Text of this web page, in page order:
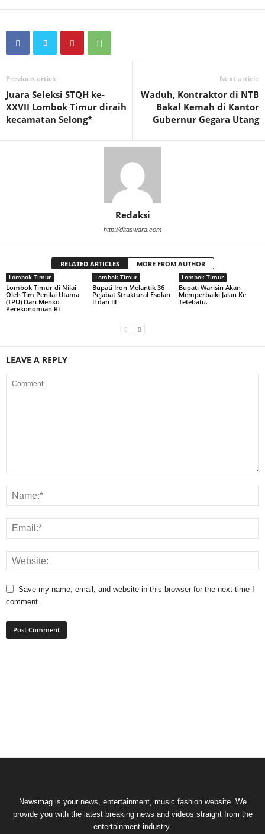
Previous article
Juara Seleksi STQH ke-
XXVII Lombok Timur diraih
kecamatan Selong*
Next article
Waduh, Kontraktor di NTB
Bakal Kemah di Kantor
Gubernur Gegara Utang
Redaksi
http://ditaswara.com
RELATED ARTICLES MORE FROM AUTHOR
Lombok Timur
Lombok Timur di Nilai
Oleh Tim Penilai Utama
(TPU) Dari Menko
Perekonomian RI
Lombok Timur
Bupati Iron Melantik 36
Pejabat Struktural Esolan
II dan III
Lombok Timur
Bupati Warisin Akan
Memperbaiki Jalan Ke
Tetebatu.
LEAVE A REPLY
Save my name, email, and website in this browser for the next time I
comment.
Newsmag is your news, entertainment, music fashion website. We
provide you with the latest breaking news and videos straight from the
entertainment industry.